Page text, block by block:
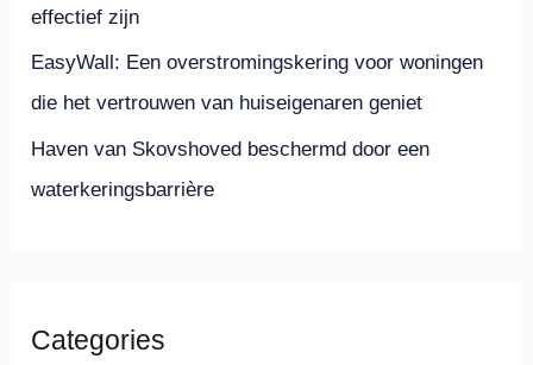
effectief zijn
EasyWall: Een overstromingskering voor woningen
die het vertrouwen van huiseigenaren geniet
Haven van Skovshoved beschermd door een
waterkeringsbarrière
Categories